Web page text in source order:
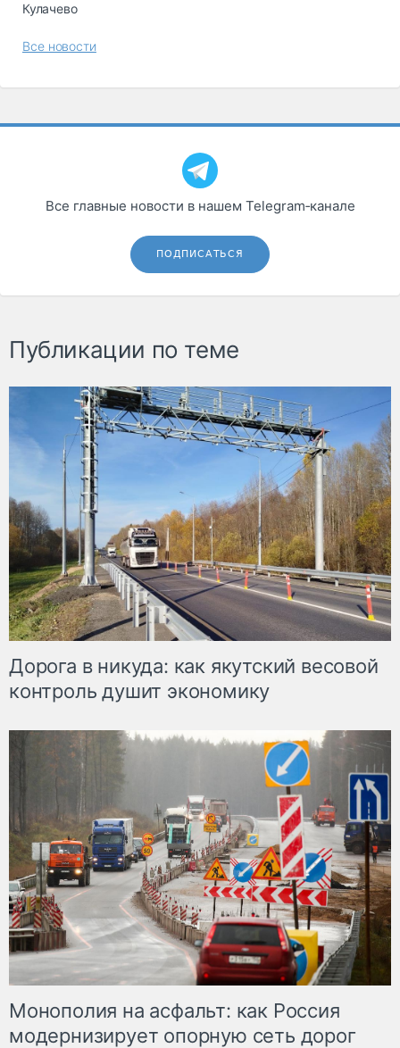
Кулачево
Все новости
Все главные новости в нашем Telegram‑канале
ПОДПИСАТЬСЯ
Публикации по теме
Дорога в никуда: как якутский весовой
контроль душит экономику
Монополия на асфальт: как Россия
модернизирует опорную сеть дорог